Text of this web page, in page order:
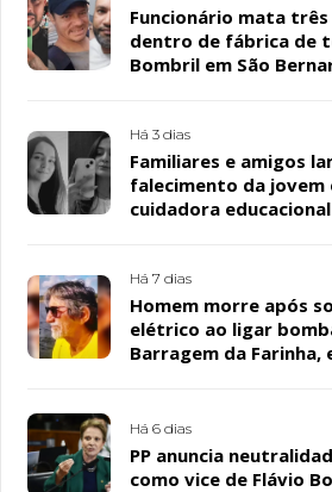
Funcionário mata
dentro de fábrica de
Bombril em São
Há 3 dias
Familiares e amigos
falecimento da
cuidadora
Há 7 dias
Homem morre após
elétrico ao ligar
Barragem da Farinha,
Há 6 dias
PP anuncia
como vice de Flávio